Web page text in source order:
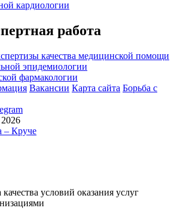
кардиологии
работа
качества медицинской помощи
эпидемиологии
фармакологии
Вакансии Карта сайта Борьба с
– Круче
условий оказания услуг